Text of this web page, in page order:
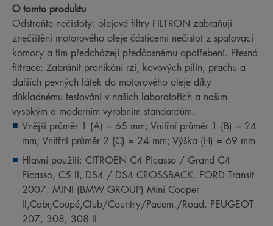
O tomto produktu
Odstraňte nečistoty: olejové filtry FILTRON zabraňují
znečištění motorového oleje částicemi nečistot z spalovací
komory a tím předcházejí předčasnému opotřebení. Přesná
filtrace: Zabránit pronikání rzi, kovových pilin, prachu a
dalších pevných látek do motorového oleje díky
důkladnému testování v našich laboratořích a našim
vysokým a moderním výrobním standardům.
Vnější průměr 1 (A) = 65 mm; Vnitřní průměr 1 (B) = 24
mm; Vnitřní průměr 2 (C) = 24 mm; Výška (H) = 69 mm
Hlavní použití: CITROEN C4 Picasso / Grand C4
Picasso, C5 II, DS4 / DS4 CROSSBACK. FORD Transit
2007. MINI (BMW GROUP) Mini Cooper
II,Cabr,Coupé,Club/Country/Pacem./Road. PEUGEOT
207, 308, 308 II